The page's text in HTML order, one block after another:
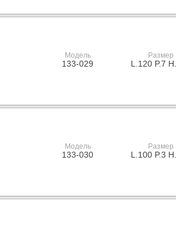
Модель
133-029
Размер
L.120 P.7
Модель
133-030
Размер
L.100 P.3